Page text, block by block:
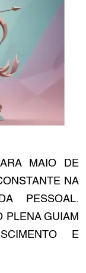
MAIO DE
NA
PESSOAL.
PLENA GUIAM
E